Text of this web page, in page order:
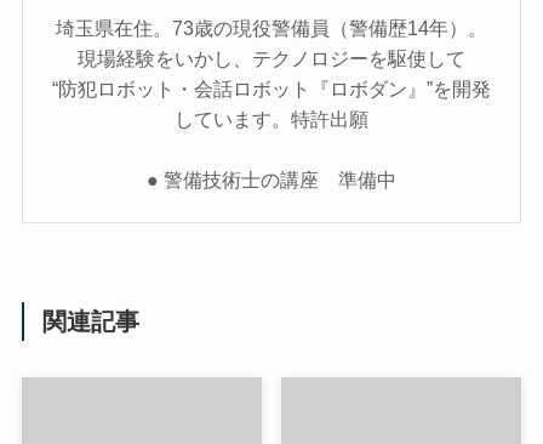
埼玉県在住。73歳の現役警備員（警備歴14年）。
現場経験をいかし、テクノロジーを駆使して
“防犯ロボット・会話ロボット『ロボダン』”を開発
しています。特許出願
● 警備技術士の講座 準備中
関連記事